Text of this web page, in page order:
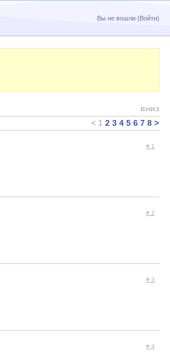
Вы не вошли (Войти)
вниз
< 1 2 3 4 5 6 7 8 >
# 1
# 2
# 3
# 4